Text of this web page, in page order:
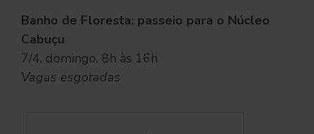
Banho de Floresta: passeio para o Núcleo
Cabuçu
7/4, domingo, 8h às 16h
Vagas esgotadas